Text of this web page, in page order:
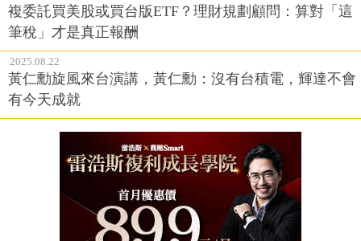
複委託買美股或買台版ETF？理財規劃顧問：算對「這
筆稅」才是真正報酬
2025.08.22
黃仁勳旋風來台演講，黃仁勳：沒有台積電，輝達不會
有今天成就